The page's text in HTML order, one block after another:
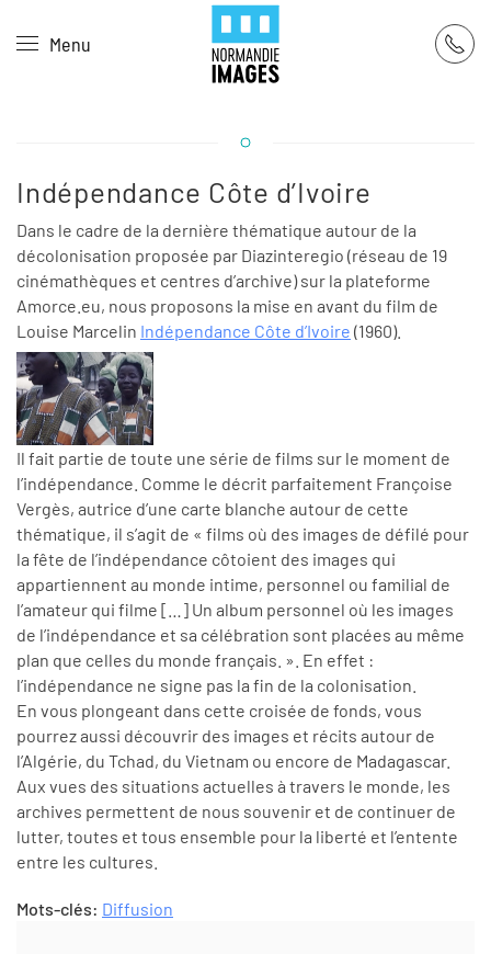
Skip to main content
Menu
Indépendance Côte d’Ivoire
Dans le cadre de la dernière thématique autour de la
décolonisation proposée par Diazinteregio (réseau de 19
cinémathèques et centres d’archive) sur la plateforme
Amorce.eu, nous proposons la mise en avant du film de
Louise Marcelin Indépendance Côte d’Ivoire (1960).
Il fait partie de toute une série de films sur le moment de
l’indépendance. Comme le décrit parfaitement Françoise
Vergès, autrice d’une carte blanche autour de cette
thématique, il s’agit de « films où des images de défilé pour
la fête de l’indépendance côtoient des images qui
appartiennent au monde intime, personnel ou familial de
l’amateur qui filme […] Un album personnel où les images
de l’indépendance et sa célébration sont placées au même
plan que celles du monde français. ». En effet :
l’indépendance ne signe pas la fin de la colonisation.
En vous plongeant dans cette croisée de fonds, vous
pourrez aussi découvrir des images et récits autour de
l’Algérie, du Tchad, du Vietnam ou encore de Madagascar.
Aux vues des situations actuelles à travers le monde, les
archives permettent de nous souvenir et de continuer de
lutter, toutes et tous ensemble pour la liberté et l’entente
entre les cultures.
Mots-clés: Diffusion
Panneau de gestion des cookies